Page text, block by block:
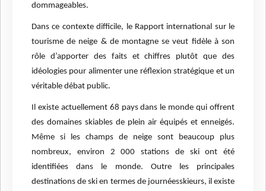
dommageables.
Dans ce contexte difficile, le Rapport international sur le
tourisme de neige & de montagne se veut fidèle à son
rôle d’apporter des faits et chiffres plutôt que des
idéologies pour alimenter une réflexion stratégique et un
véritable débat public.
Il existe actuellement 68 pays dans le monde qui offrent
des domaines skiables de plein air équipés et enneigés.
Même si les champs de neige sont beaucoup plus
nombreux, environ 2 000 stations de ski ont été
identifiées dans le monde. Outre les principales
destinations de ski en termes de journéesskieurs, il existe